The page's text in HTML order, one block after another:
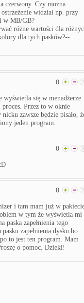
czerwony. Czy można
widział np. przy
w MB/GB?
różne wartości dla
dla tych pasków?--
0
wyświetla się w menadżerze
proces. Przez to w oknie
zawsze będzie pisało,
jeden program.
0
0
i tam mam już w
w tym że wyświetla mi
paska zapełnienia tego
zapełnienia dysku bo
to jest ten program. Mam
o pomoc. Dzieki!